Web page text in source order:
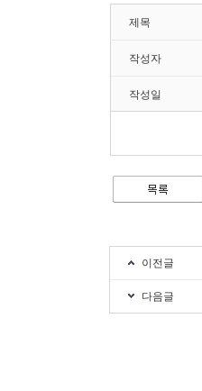
제목
작성자
작성일
이전글
다음글